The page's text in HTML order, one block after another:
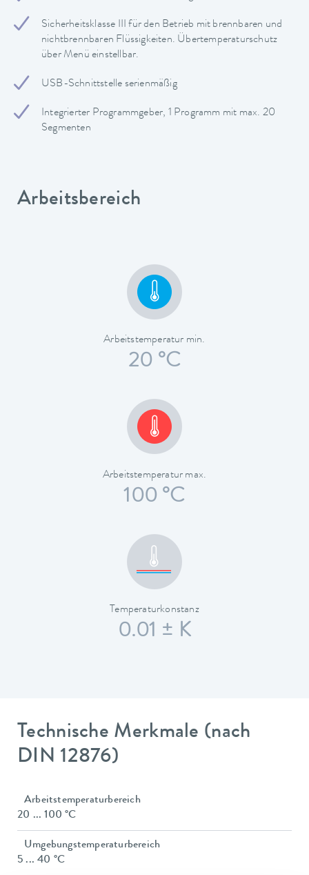
Sicherheitsklasse III für den Betrieb mit brennbaren und
nichtbrennbaren Flüssigkeiten. Übertemperaturschutz
über Menü einstellbar.
USB-Schnittstelle serienmäßig
Integrierter Programmgeber, 1 Programm mit max. 20
Segmenten
Arbeitsbereich
Arbeitstemperatur min.
20 °C
Arbeitstemperatur max.
100 °C
Temperaturkonstanz
0.01 ± K
Technische Merkmale (nach
DIN 12876)
Arbeitstemperaturbereich
20 ... 100 °C
Umgebungstemperaturbereich
5 ... 40 °C